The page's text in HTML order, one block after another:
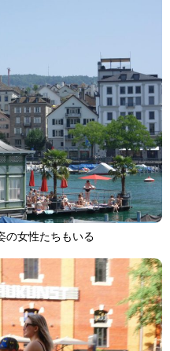
女性たちもいる